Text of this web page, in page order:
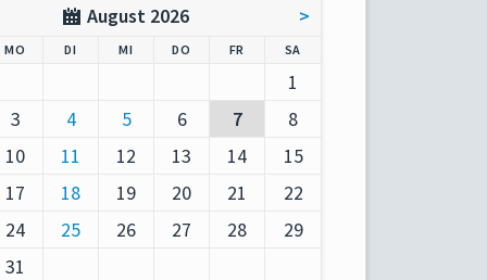
August 2026 >
MO DIENSTAG
MITTWOCH
DO NNERSTAG
FR SA
1
3 4 5 6 7
8
10 11 12 13 14
15
17 18 19 20 21
22
24 25 26 27 28
29
31